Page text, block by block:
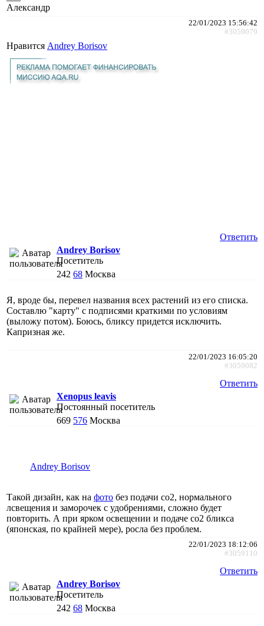
Александр
22/01/2023 15:56:42
#3059079
Нравится Andrey Borisov
Ответить
Andrey Borisov
Посетитель
242 68 Москва
Я, вроде бы, перевел названия всех растений из его списка.
Составлю "карту" с подписями краткими по условиям
(выложу потом). Боюсь, бликсу придется исключить.
Капризная же.
22/01/2023 16:05:20
#3059082
Ответить
Xenopus leavis
Постоянный посетитель
669 576 Москва
Andrey Borisov
Такой дизайн, как на фото без подачи со2, нормального
лсвещения и заморочек с удобрениями, сложно будет
повторить. А при ярком освещении и подаче со2 бликса
(японская, по крайней мере), росла без проблем.
22/01/2023 18:12:06
#3059110
Ответить
Andrey Borisov
Посетитель
242 68 Москва